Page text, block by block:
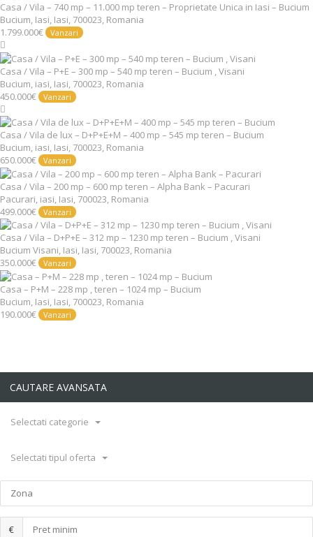
Casa / Vila – 740 mp – 11.000 mp teren – Proprietate Unica in Iasi – Bucium
Bucium, Iasi, Iasi, 700023, Romania
1.799.000€
Vanzari
Casa / Vila – P+E – 300 mp – 540 mp teren – Bucium , Visani
Bucium, iasi, Iasi, 700023, Romania
450.000€
Vanzari
Casa / Vila de lux – D+P+E+M – 400 mp – 545 mp teren – Bucium
Bucium, iasi, Iasi, 700023, Romania
650.000€
Vanzari
Casa / Vila – 200 mp – 600 mp teren – Alpha Bank – Pacurari
Pacurari, iasi, Iasi, 700023, Romania
499.000€
Vanzari
Casa / Vila – D+P+E – 312 mp – 1230 mp teren – Bucium , Visani
Bucium Visani, Iasi, Iasi, 700023, Romania
350.000€
Vanzari
Casa – P+M – 228 mp , teren – 1024 mp – Bucium
Bucium, Iasi, Iasi, 700023, Romania
190.000€
Vanzari
CAUTARE AVANSATA
Selectati categorie
Selectati tipul oferta
€